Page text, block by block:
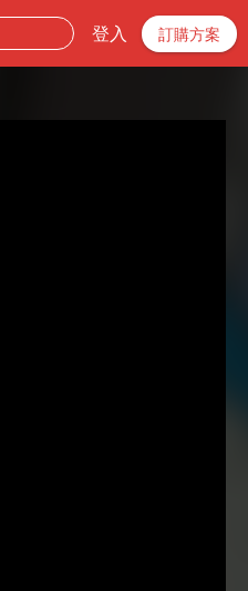
登入 訂購方案